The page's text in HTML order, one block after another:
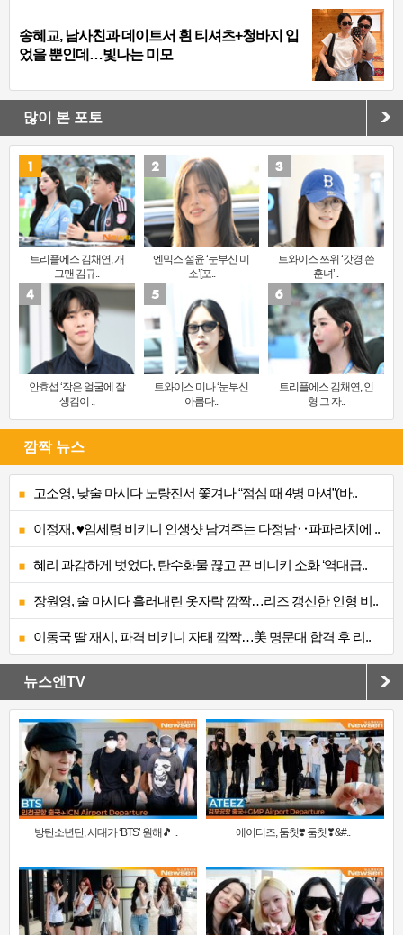
송혜교, 남사친과 데이트서 흰 티셔츠+청바지 입
었을 뿐인데…빛나는 미모
많이 본 포토
트리플에스 김채연, 개
그맨 김규..
엔믹스 설윤 ‘눈부신 미
소’[포..
트와이스 쯔위 ‘갓경 쓴
훈녀’..
안효섭 ‘작은 얼굴에 잘
생김이 ..
트와이스 미나 ‘눈부신
아름다..
트리플에스 김채연, 인
형 그 자..
깜짝 뉴스
고소영, 낮술 마시다 노량진서 쫓겨나 “점심 때 4병 마셔”(바..
이정재, ♥임세령 비키니 인생샷 남겨주는 다정남‥파파라치에 ..
혜리 과감하게 벗었다, 탄수화물 끊고 끈 비니키 소화 ‘역대급..
장원영, 술 마시다 흘러내린 옷자락 깜짝…리즈 갱신한 인형 비..
이동국 딸 재시, 파격 비키니 자태 깜짝…美 명문대 합격 후 리..
뉴스엔TV
방탄소년단, 시대가 ‘BTS’ 원해🎵 .. 에이티즈, 둠칫❣️ 둠칫❣&#..